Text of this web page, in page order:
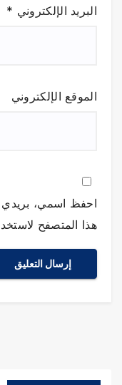
البريد الإلكتروني *
الموقع الإلكتروني
احفظ اسمي، بريدي
هذا المتصفح